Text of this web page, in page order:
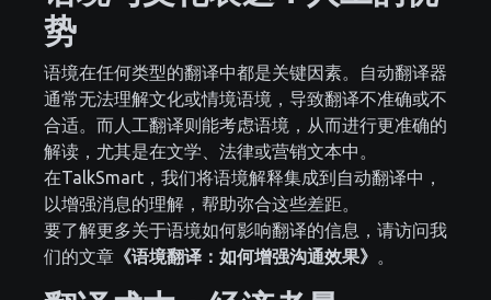
势
语境在任何类型的翻译中都是关键因素。自动翻译器
通常无法理解文化或情境语境，导致翻译不准确或不
合适。而人工翻译则能考虑语境，从而进行更准确的
解读，尤其是在文学、法律或营销文本中。
在TalkSmart，我们将语境解释集成到自动翻译中，
以增强消息的理解，帮助弥合这些差距。
要了解更多关于语境如何影响翻译的信息，请访问我
们的文章 《语境翻译：如何增强沟通效果》